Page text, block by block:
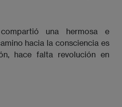
una hermosa e
hacia la consciencia es
hace falta revolución en